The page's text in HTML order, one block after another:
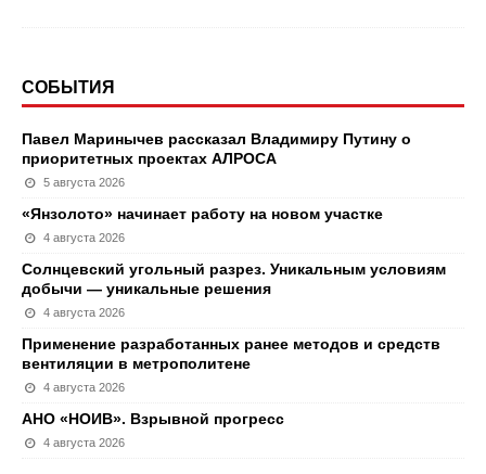
СОБЫТИЯ
Павел Маринычев рассказал Владимиру Путину о
приоритетных проектах АЛРОСА
5 августа 2026
«Янзолото» начинает работу на новом участке
4 августа 2026
Солнцевский угольный разрез. Уникальным условиям
добычи — уникальные решения
4 августа 2026
Применение разработанных ранее методов и средств
вентиляции в метрополитене
4 августа 2026
АНО «НОИВ». Взрывной прогресс
4 августа 2026